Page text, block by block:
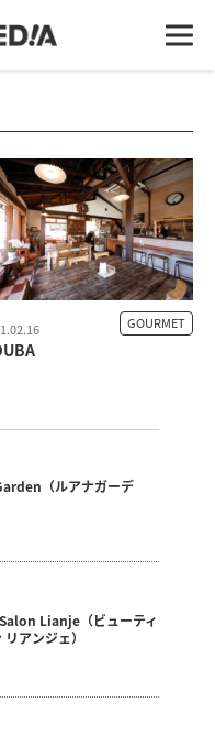
GOURMET
（ルアナガーデ
Lianje（ビューティ
アンジェ）